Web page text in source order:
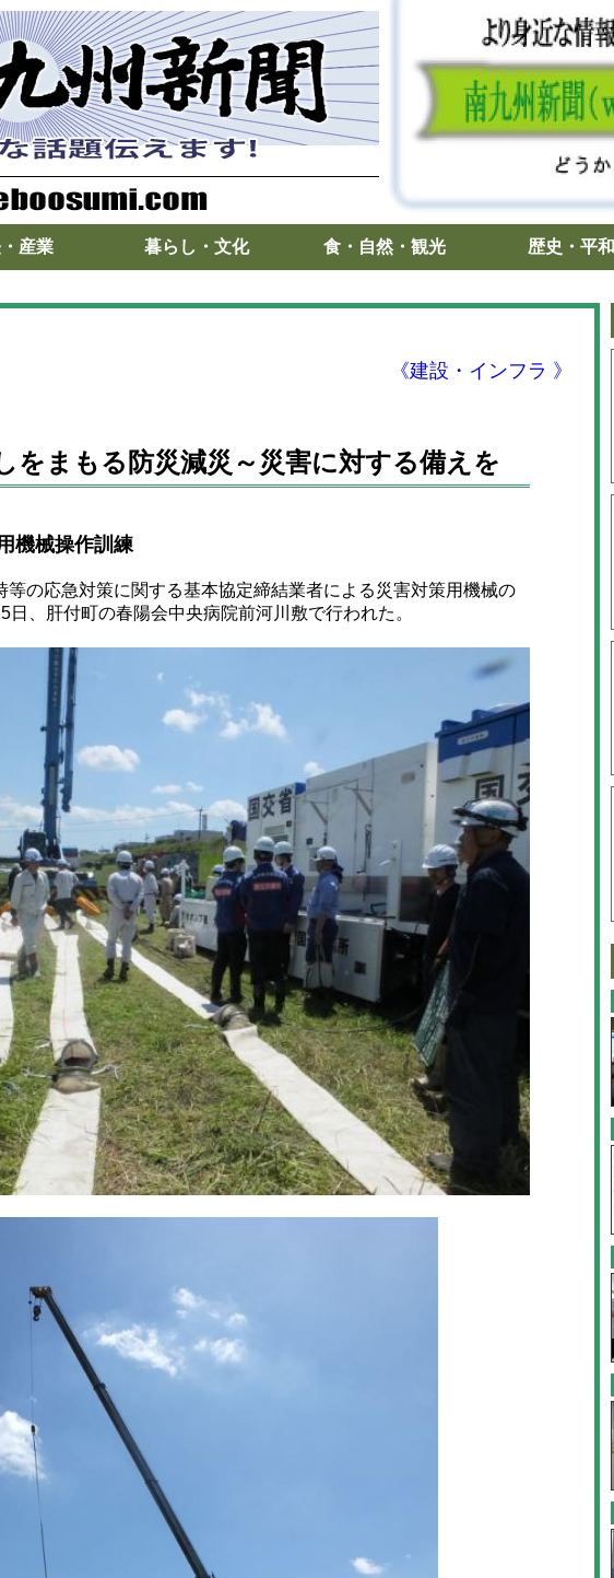
産業 暮らし・文化 食・自然・観光 歴史・平和
《建設・インフラ 》
をまもる防災減災～災害に対する備えを
機械操作訓練
の応急対策に関する基本協定締結業者による災害対策用機械の
、肝付町の春陽会中央病院前河川敷で行われた。